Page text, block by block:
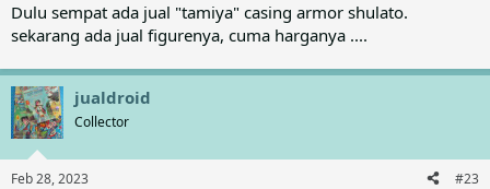
Dulu sempat ada jual "tamiya" casing armor shulato.
sekarang ada jual figurenya, cuma harganya ....
jualdroid
Collector
Feb 28, 2023 #23